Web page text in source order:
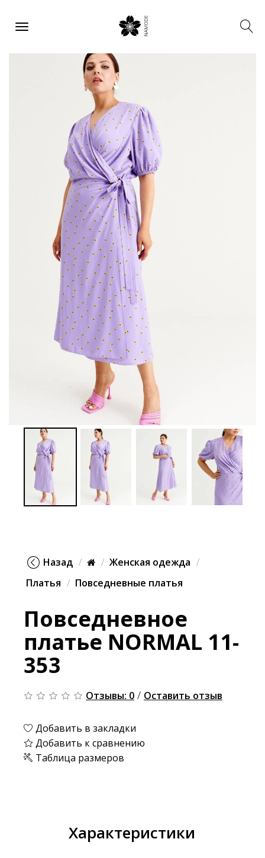
Назад
Женская одежда
Платья
Повседневные платья
Повседневное
платье NORMAL 11-
353
Отзывы: 0 / Оставить отзыв
Добавить в закладки
Добавить к сравнению
Таблица размеров
Характеристики